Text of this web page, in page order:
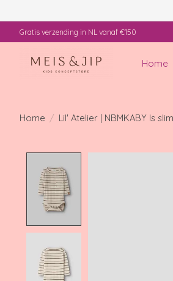
Gratis verzending in NL vanaf €150
Home
Home / Lil' Atelier | NBMKABY ls